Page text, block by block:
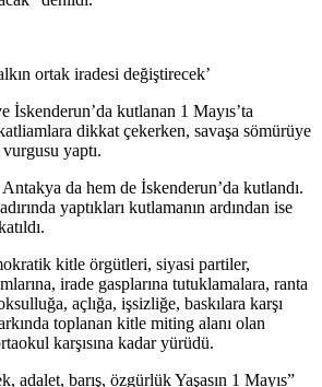
ortak iradesi değiştirecek’
İskenderun’da kutlanan 1 Mayıs’ta
dikkat çekerken, savaşa sömürüye
yaptı.
da hem de İskenderun’da kutlandı.
yaptıkları kutlamanın ardından ise
kitle örgütleri, siyasi partiler,
irade gasplarına tutuklamalara, ranta
açlığa, işsizliğe, baskılara karşı
toplanan kitle miting alanı olan
karşısına kadar yürüdü.
adalet, barış, özgürlük Yaşasın 1 Mayıs”